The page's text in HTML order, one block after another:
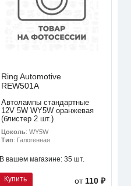
Ring Automotive
REW501A
Автолампы стандартные
12V 5W WY5W оранжевая
(блистер 2 шт.)
Цоколь: WY5W
Тип: Галогенная
В вашем магазине: 35 шт.
Купить от 110 ₽